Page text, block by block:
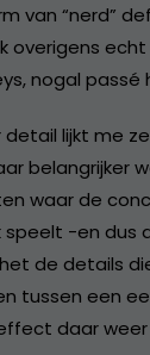
van “nerd”
overigens
nogal passé
detail lijkt me
belangrijker
waar de
speelt -en dus
de details
tussen een
daar